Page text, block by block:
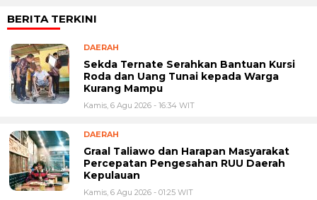
BERITA TERKINI
DAERAH
Sekda Ternate Serahkan Bantuan Kursi
Roda dan Uang Tunai kepada Warga
Kurang Mampu
Kamis, 6 Agu 2026 - 16:34 WIT
DAERAH
Graal Taliawo dan Harapan Masyarakat
Percepatan Pengesahan RUU Daerah
Kepulauan
Kamis, 6 Agu 2026 - 01:25 WIT